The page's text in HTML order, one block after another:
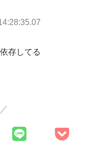
存してる